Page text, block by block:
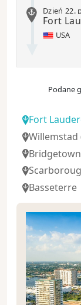
Dzień 22.
Fort
USA
Podane
Fort
Willemstad
Basseterre